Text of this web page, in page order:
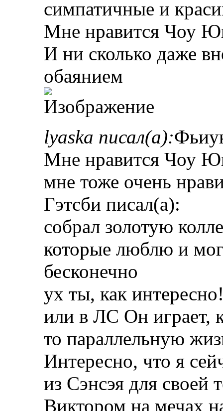
симпатичные и
Мне нравится Чоу
И ни сколько даже
обаянием
lyaska писал(а):
Мне нравится Чоу
мне тоже очень
Гэтсби писал(а):
собрал золотую
которые люблю и
бесконечно
ух ты, как
или в ЛС Он играет,
то параллельную
Интересно, что я
из Сэнсэя для своей
Виктором на мечах